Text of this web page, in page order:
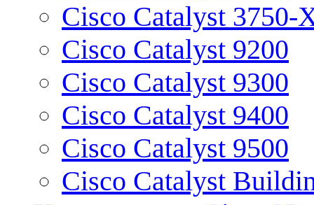
Cisco Catalyst 3750-
Cisco Catalyst 9200
Cisco Catalyst 9300
Cisco Catalyst 9400
Cisco Catalyst 9500
Cisco Catalyst